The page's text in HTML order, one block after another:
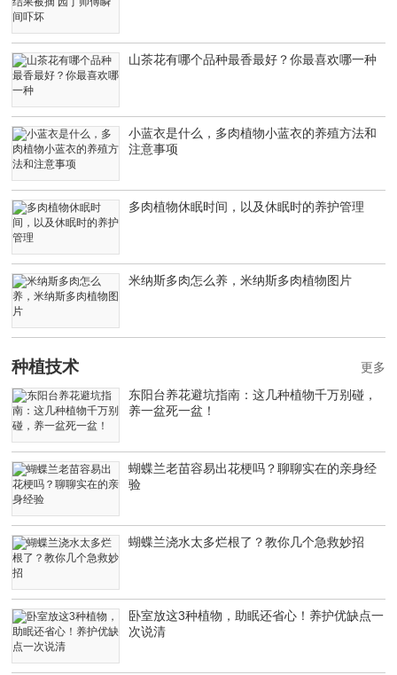
山茶花有哪个品种最香最好？你最喜欢哪一种
小蓝衣是什么，多肉植物小蓝衣的养殖方法和
注意事项
多肉植物休眠时间，以及休眠时的养护管理
米纳斯多肉怎么养，米纳斯多肉植物图片
种植技术
东阳台养花避坑指南：这几种植物千万别碰，
养一盆死一盆！
蝴蝶兰老苗容易出花梗吗？聊聊实在的亲身经
验
蝴蝶兰浇水太多烂根了？教你几个急救妙招
卧室放这3种植物，助眠还省心！养护优缺点一
次说清
更多